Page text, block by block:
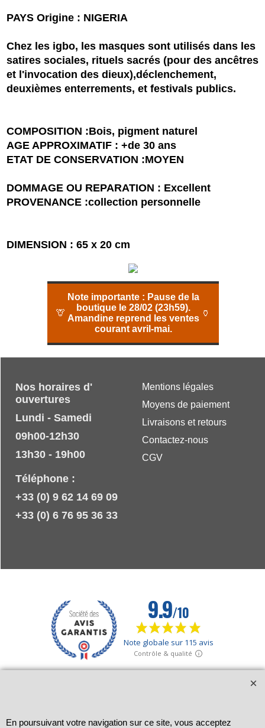
PAYS Origine : NIGERIA
Chez les igbo, les masques sont utilisés dans les
satires sociales, rituels sacrés (pour des ancêtres
et l'invocation des dieux),déclenchement,
deuxièmes enterrements, et festivals publics.
COMPOSITION :Bois, pigment naturel
AGE APPROXIMATIF : +de 30 ans
ETAT DE CONSERVATION :MOYEN
DOMMAGE OU REPARATION : Excellent
PROVENANCE :collection personnelle
DIMENSION : 65 x 20 cm
🦒
Note importante : Pause de la
boutique le 28/02 (23h59).
Amandine reprend les ventes
courant avril-mai.
🏺
Mentions légales
Moyens de paiement
Livraisons et retours
Contactez-nous
CGV
Nos horaires d'
ouvertures
Lundi - Samedi
09h00-12h30
13h30 - 19h00
Téléphone :
+33 (0) 9 62 14 69 09
+33 (0) 6 76 95 36 33
En poursuivant votre navigation sur ce site, vous acceptez